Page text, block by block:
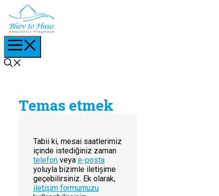
İçeriğe
atla
Temas etmek
Tabii ki, mesai saatlerimiz
içinde istediğiniz zaman
telefon veya e-posta
yoluyla bizimle iletişime
geçebilirsiniz. Ek olarak,
iletişim formumuzu